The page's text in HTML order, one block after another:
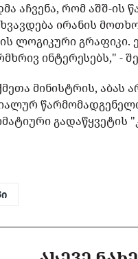
აჩვენა, რომ აშშ-ის
ირანის
ლოგიკური გრაფიკი.
ინტერესებს," -
მინისტრის, აბას
გადაწყვეტის